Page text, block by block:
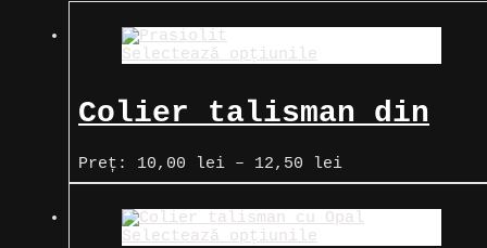
Selectează opțiunile
Colier talisman din
Prasiolit (cuarț verde
clar)
Preț: 10,00 lei – 12,50 leiInterval
de
10,00 lei
Selectează opțiunile